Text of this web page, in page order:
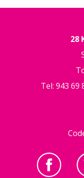
28
Tel: 943 69